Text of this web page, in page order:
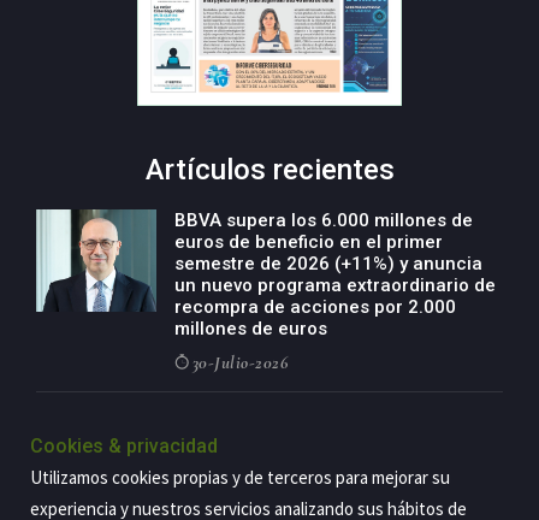
Artículos recientes
BBVA supera los 6.000 millones de
euros de beneficio en el primer
semestre de 2026 (+11%) y anuncia
un nuevo programa extraordinario de
recompra de acciones por 2.000
millones de euros
30-Julio-2026
negocio agro con un modelo global
países
Cookies & privacidad
Utilizamos cookies propias y de terceros para mejorar su
experiencia y nuestros servicios analizando sus hábitos de